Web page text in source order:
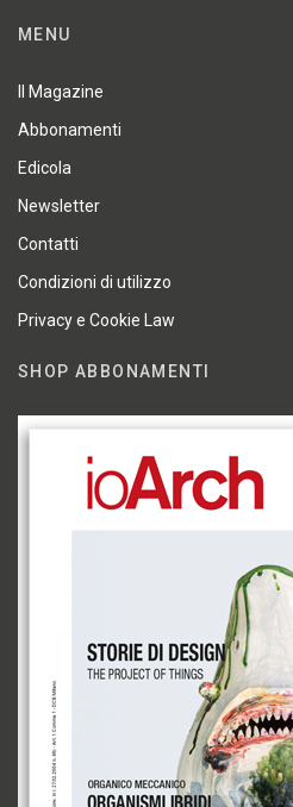
MENU
Il Magazine
Abbonamenti
Edicola
Newsletter
Contatti
Condizioni di utilizzo
Privacy e Cookie Law
SHOP ABBONAMENTI